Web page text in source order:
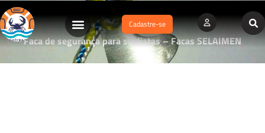
Cadastre-se
Faca de segurança para surfistas – Facas SELAIMEN